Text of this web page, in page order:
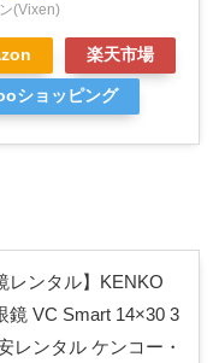
(Vixen)
楽天市場
ショッピング
レンタル】KENKO
鏡 VC Smart 14×30 3
レンタル ケンコー・